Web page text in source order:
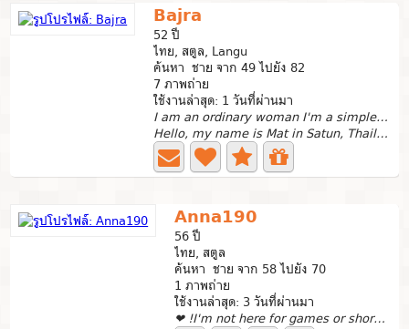
Bajra
52 ปี
ไทย, สตูล, Langu
ค้นหา ชาย จาก 49 ไปยัง 82
7 ภาพถ่าย
ใช้งานล่าสุด: 1 วันที่ผ่านมา
I am an ordinary woman I'm a simple, kind, humoro
Hello, my name is Mat in Satun, Thailand. I want to meet...
Anna190
56 ปี
ไทย, สตูล
ค้นหา ชาย จาก 58 ไปยัง 70
1 ภาพถ่าย
ใช้งานล่าสุด: 3 วันที่ผ่านมา
❤ !I'm not here for games or short-term dating. My heart...